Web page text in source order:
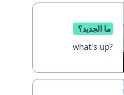
ما الجديد؟
what's up?